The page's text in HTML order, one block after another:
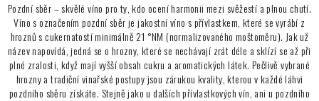
l
á
d
a
c
Pozdní sběr – skvělé víno pro ty, kdo ocení harmonii mezi svěžestí a plnou chutí.
Víno s označením pozdní sběr je jakostní víno s přívlastkem, které se vyrábí z
hroznů s cukernatostí minimálně 21 °NM (normalizovaného moštoměru). Jak už
název napovídá, jedná se o hrozny, které se nechávají zrát déle a sklízí se až při
plné zralosti, když mají vyšší obsah cukru a aromatických látek. Pečlivě vybrané
hrozny a tradiční vinařské postupy jsou zárukou kvality, kterou v každé láhvi
pozdního sběru získáte. Stejně jako u dalších přívlastkových vín, ani u pozdního